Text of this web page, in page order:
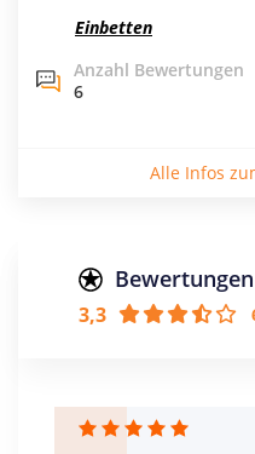
Einbetten
Anzahl Bewertungen
6
Vollzeitstudium
Creditpoints
6 Semester
Alle Infos
Bewertungen
3,3